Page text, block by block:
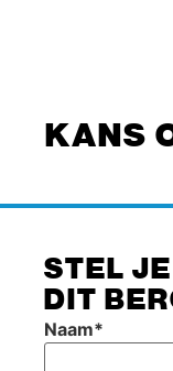
KANS
STEL
DIT
Naam*